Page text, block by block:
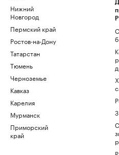
Нижний
Новгород
Пермский край
Ростов-на-Дону
Татарстан
Тюмень
Черноземье
Кавказ
Карелия
Мурманск
Приморский
край